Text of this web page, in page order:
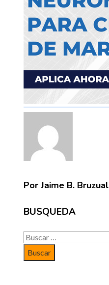
Por Jaime B. Bruzual
BUSQUEDA
Buscar: